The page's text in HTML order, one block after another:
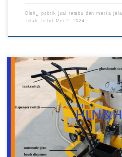
Oleh␣ pabrik jual rambu dan marka
Telah Terbit
Mei 2, 2024
Jual Mesin Cat Marka Jalan,
Mesin Cat Marka Jalan Murah,
Pabrik Jual Mesin Cat Marka
Cat Marka Jalan Termurah Pabrik
jalan diproduksi kami untuk
thermoplastic yang berbahan […]